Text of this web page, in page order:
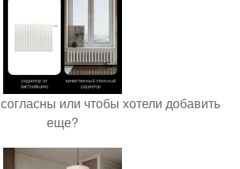
или чтобы хотели добавить
еще?